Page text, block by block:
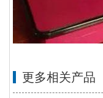
更多相关产品